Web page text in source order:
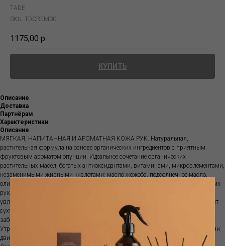
TADE
SKU: TDCREM00
1175,00 р.
КУПИТЬ
Описание
Доставка
Партнёрам
Характеристики
Описание
МЯГКАЯ, НАПИТАННАЯ И АРОМАТНАЯ КОЖА РУК. Натуральная,
растительная формула на основе органических ингредиентов с приятным
фруктовым ароматом опунции. Идеальное сочетание органических
растительных масел, богатых антиоксидантами, витаминами, микроэлементами,
незаменимыми жирными кислотами: масло жожоба, подсолнечное масло,
оливковое масло - обеспечивают экстрапитательный уход для молодости ваших
рук. Эффективно восстанавливает барьерные функции кожи, повышая ее
увлажненность, упругость и эластичность, защищает и укрепляет, успокаивает
сухую, поврежденную, раздраженную кожу, подверженную ежедневным
заботами или климатическим стрессам.
Утром/вечером и по мере необходимости наносите на кожу рук массирующими
движениями.